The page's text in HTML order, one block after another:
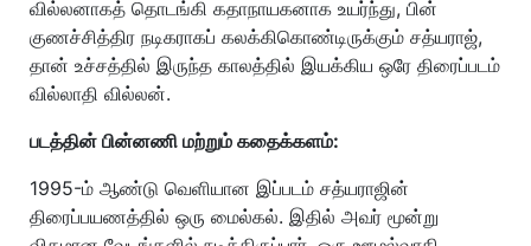
வில்லனாகத் தொடங்கி கதாநாயகனாக உயர்ந்து, பின்
குணச்சித்திர நடிகராகப் கலக்கிகொண்டிருக்கும் சத்யராஜ்,
தான் உச்சத்தில் இருந்த காலத்தில் இயக்கிய ஒரே திரைப்படம்
வில்லாதி வில்லன்.
படத்தின் பின்னணி மற்றும் கதைக்களம்:
1995-ம் ஆண்டு வெளியான இப்படம் சத்யராஜின்
திரைப்பயணத்தில் ஒரு மைல்கல். இதில் அவர் மூன்று